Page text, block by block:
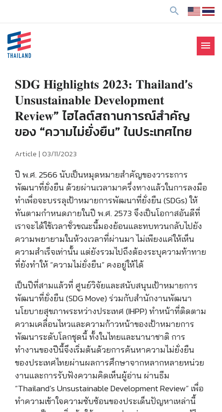
search
Enterprise: SE
menu
𝐒𝐃𝐆 𝐇𝐢𝐠𝐡𝐥𝐢𝐠𝐡𝐭𝐬 𝟐𝟎𝟐𝟑: 𝐓𝐡𝐚𝐢𝐥𝐚𝐧𝐝’𝐬
𝐔𝐧𝐬𝐮𝐬𝐭𝐚𝐢𝐧𝐚𝐛𝐥𝐞 𝐃𝐞𝐯𝐞𝐥𝐨𝐩𝐦𝐞𝐧𝐭
𝐑𝐞𝐯𝐢𝐞𝐰” ไฮไลต์สถานการณ์สำคัญ
ของ​ “ความไม่ยั่งยืน” ในประเทศไทย
Article | 03/11/2023
ปี พ.ศ. 2566 นับเป็นหมุดหมายสำคัญของวาระการ
พัฒนาที่ยั่งยืน ด้วยผ่านเวลามาครึ่งทางแล้วในการลงมือ
ทำเพื่อจะบรรลุเป้าหมายการพัฒนาที่ยั่งยืน (SDGs) ให้
ทันตามกำหนดภายในปี พ.ศ. 2573 จึงเป็นโอกาสอันดีที่
เราจะได้ใช้เวลาชั่วขณะนี้มองย้อนและทบทวนกลับไปยัง
ความพยายามในห้วงเวลาที่ผ่านมา ไม่เพียงแค่ให้เห็น
ความสำเร็จเท่านั้น แต่ยังรวมไปถึงต้องระบุความท้าทาย
ที่ยังทำให้ “ความไม่ยั่งยืน” คงอยู่ให้ได้
เป็นปีที่สามแล้วที่ ศูนย์วิจัยและสนับสนุนเป้าหมายการ
พัฒนาที่ยั่งยืน (SDG Move) ร่วมกับสำนักงานพัฒนา
นโยบายสุขภาพระหว่างประเทศ (IHPP) ทำหน้าที่ติดตาม
ความเคลื่อนไหวและความก้าวหน้าของเป้าหมายการ
พัฒนาระดับโลกชุดนี้ ทั้งในไทยและนานาชาติ การ
ทำงานของปีนี้จึงเริ่มต้นด้วยการค้นหาความไม่ยั่งยืน
ของประเทศไทยผ่านผลการศึกษาจากหลากหลายหน่วย
งานและการรับฟังความคิดเห็นผู้อ่าน ผ่านธีม
“Thailand’s Unsustainable Development Review” เพื่อ
ทำความเข้าใจความซับซ้อนของประเด็นปัญหาเหล่านี้